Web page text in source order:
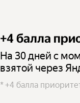
+4 балла
На 30 дней с
взятой через
* +4 балла